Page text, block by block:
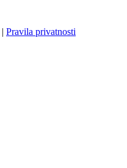
| Pravila privatnosti